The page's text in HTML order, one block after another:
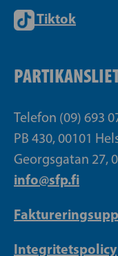
Tiktok
Telefon (09) 693
PB 430, 00101
Georgsgatan 27,
info@sfp.fi
Integritetspolicy